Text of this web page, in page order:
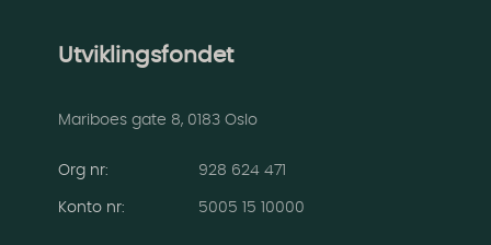
Utviklingsfondet
Mariboes gate 8, 0183 Oslo
Org nr: 928 624 471
Konto nr: 5005 15 10000